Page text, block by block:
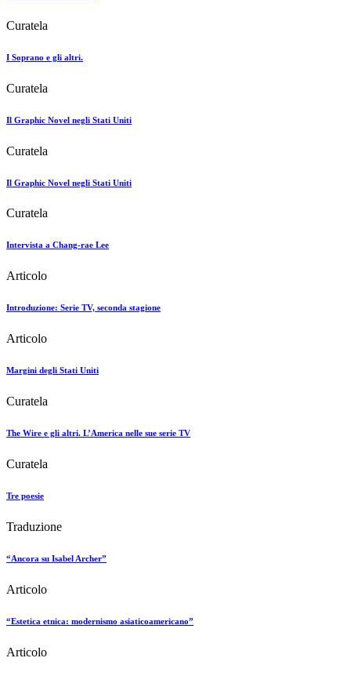
Curatela
I Soprano e gli altri.
Curatela
Il Graphic Novel negli Stati Uniti
Curatela
Il Graphic Novel negli Stati Uniti
Curatela
Intervista a Chang-rae Lee
Articolo
Introduzione: Serie TV, seconda stagione
Articolo
Margini degli Stati Uniti
Curatela
The Wire e gli altri. L’America nelle sue serie TV
Curatela
Tre poesie
Traduzione
“Ancora su Isabel Archer”
Articolo
“Estetica etnica: modernismo asiaticoamericano”
Articolo